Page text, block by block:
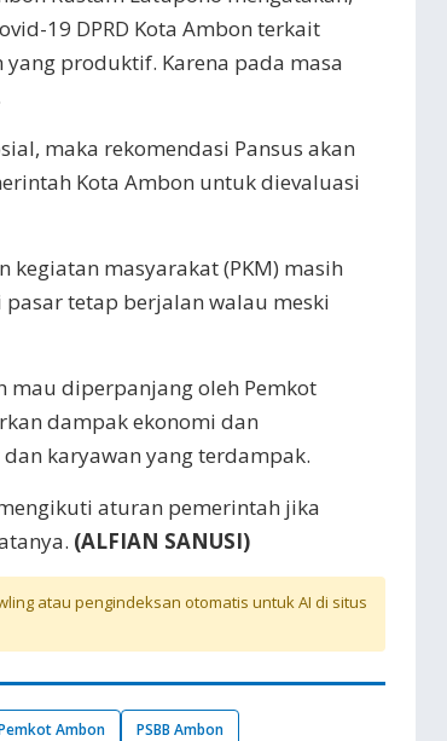
19 DPRD Kota Ambon terkait
produktif. Karena pada masa
maka rekomendasi Pansus akan
Kota Ambon untuk dievaluasi
kegiatan masyarakat (PKM) masih
tetap berjalan walau meski
mau diperpanjang oleh Pemkot
dampak ekonomi dan
karyawan yang terdampak.
aturan pemerintah jika
(ALFIAN SANUSI)
atau pengindeksan otomatis untuk AI di situs
Ambon PSBB Ambon